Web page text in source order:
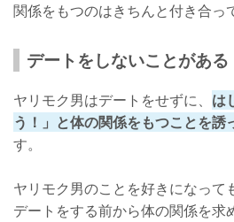
関係をもつのはきちんと付き合っ
デートをしないことがある
ヤリモク男はデートをせずに、 は
う！」と体の関係をもつことを誘
す。
ヤリモク男のことを好きになって
デートをする前から体の関係を求